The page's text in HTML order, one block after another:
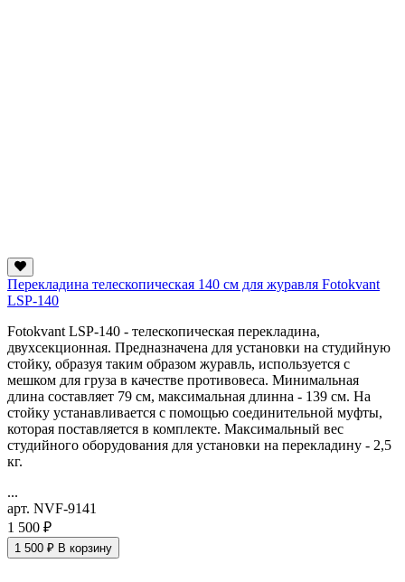
Перекладина телескопическая 140 см для журавля Fotokvant
LSP-140
Fotokvant LSP-140 - телескопическая перекладина,
двухсекционная. Предназначена для установки на студийную
стойку, образуя таким образом журавль, используется с
мешком для груза в качестве противовеса. Минимальная
длина составляет 79 см, максимальная длинна - 139 см. На
стойку устанавливается с помощью соединительной муфты,
которая поставляется в комплекте. Максимальный вес
студийного оборудования для установки на перекладину - 2,5
кг.
...
арт. NVF-9141
1 500 ₽
1 500 ₽ В корзину